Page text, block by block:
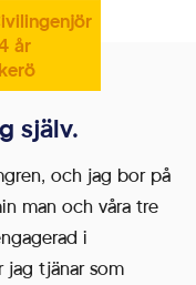
år
själv.
och jag bor på
man och våra tre
i
jag tjänar som